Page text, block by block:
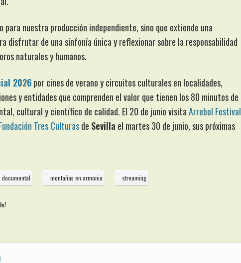
para nuestra producción independiente, sino que extiende una
disfrutar de una sinfonía única y reflexionar sobre la responsabilidad
naturales y humanos.
2026por cines de verano y circuitos culturales en localidades,
y entidades que comprenden el valor que tienen los 80 minutos de
cultural y científico de calidad. El 20 de junio visitaArrebol Festival
Tres Culturasde Sevilla el martes 30 de junio, sus próximas
documental montañas en armonia streaming